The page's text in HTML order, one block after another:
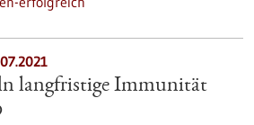
langfristige Immunität